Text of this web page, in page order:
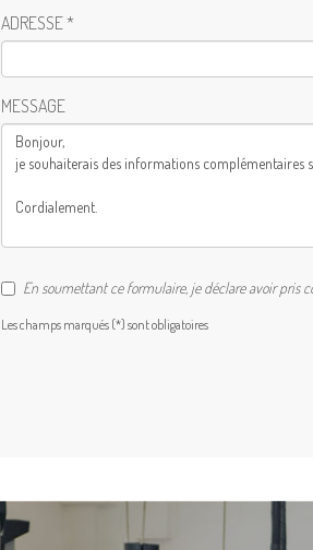
ADRESSE *
MESSAGE
En soumettant ce formulaire, je déclare avoir pris
Les champs marqués (*) sont obligatoires